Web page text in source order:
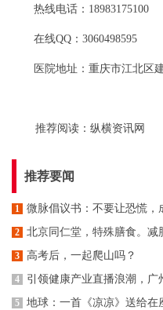
热线电话：18983175100
在线QQ：3060498595
医院地址：重庆市江北区
推荐阅读： 纵横资讯网
推荐要闻
1 微脉倡议书：不要让恐慌，
2 北京同仁堂，特殊膳食。减
3 高考后，一起爬山吗？
4 引领健康产业直播浪潮，广
5 地球：一首《凉凉》送给在